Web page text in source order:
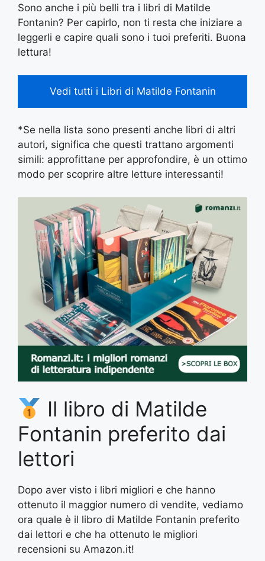
Sono anche i più belli tra i libri di Matilde
Fontanin? Per capirlo, non ti resta che iniziare a
leggerli e capire quali sono i tuoi preferiti. Buona
lettura!
Vedi tutti i Libri di Matilde Fontanin
*Se nella lista sono presenti anche libri di altri
autori, significa che questi trattano argomenti
simili: approfittane per approfondire, è un ottimo
modo per scoprire altre letture interessanti!
Il libro di Matilde
Fontanin preferito dai
lettori
Dopo aver visto i libri migliori e che hanno
ottenuto il maggior numero di vendite, vediamo
ora quale è il libro di Matilde Fontanin preferito
dai lettori e che ha ottenuto le migliori
recensioni su Amazon.it!